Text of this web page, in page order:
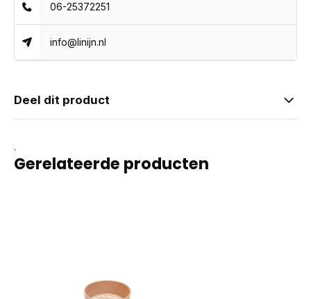
06-25372251
info@linijn.nl
Deel dit product
.
Gerelateerde producten